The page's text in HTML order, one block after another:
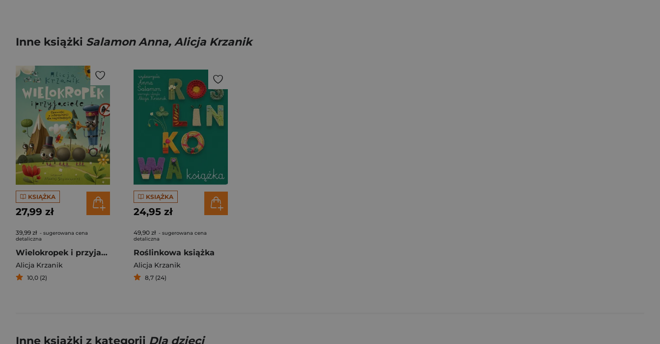
Inne książki Salamon Anna, Alicja Krzanik
KSIĄŻKA
27,99 zł
39,99 zł - sugerowana cena
detaliczna
Wielokropek i przyjaciele. Opowieści o interpunkcji dla najmłodszych
Alicja Krzanik
10,0 (2)
KSIĄŻKA
24,95 zł
49,90 zł - sugerowana cena
detaliczna
Roślinkowa książka
Alicja Krzanik
8,7 (24)
Inne książki z kategorii Dla dzieci